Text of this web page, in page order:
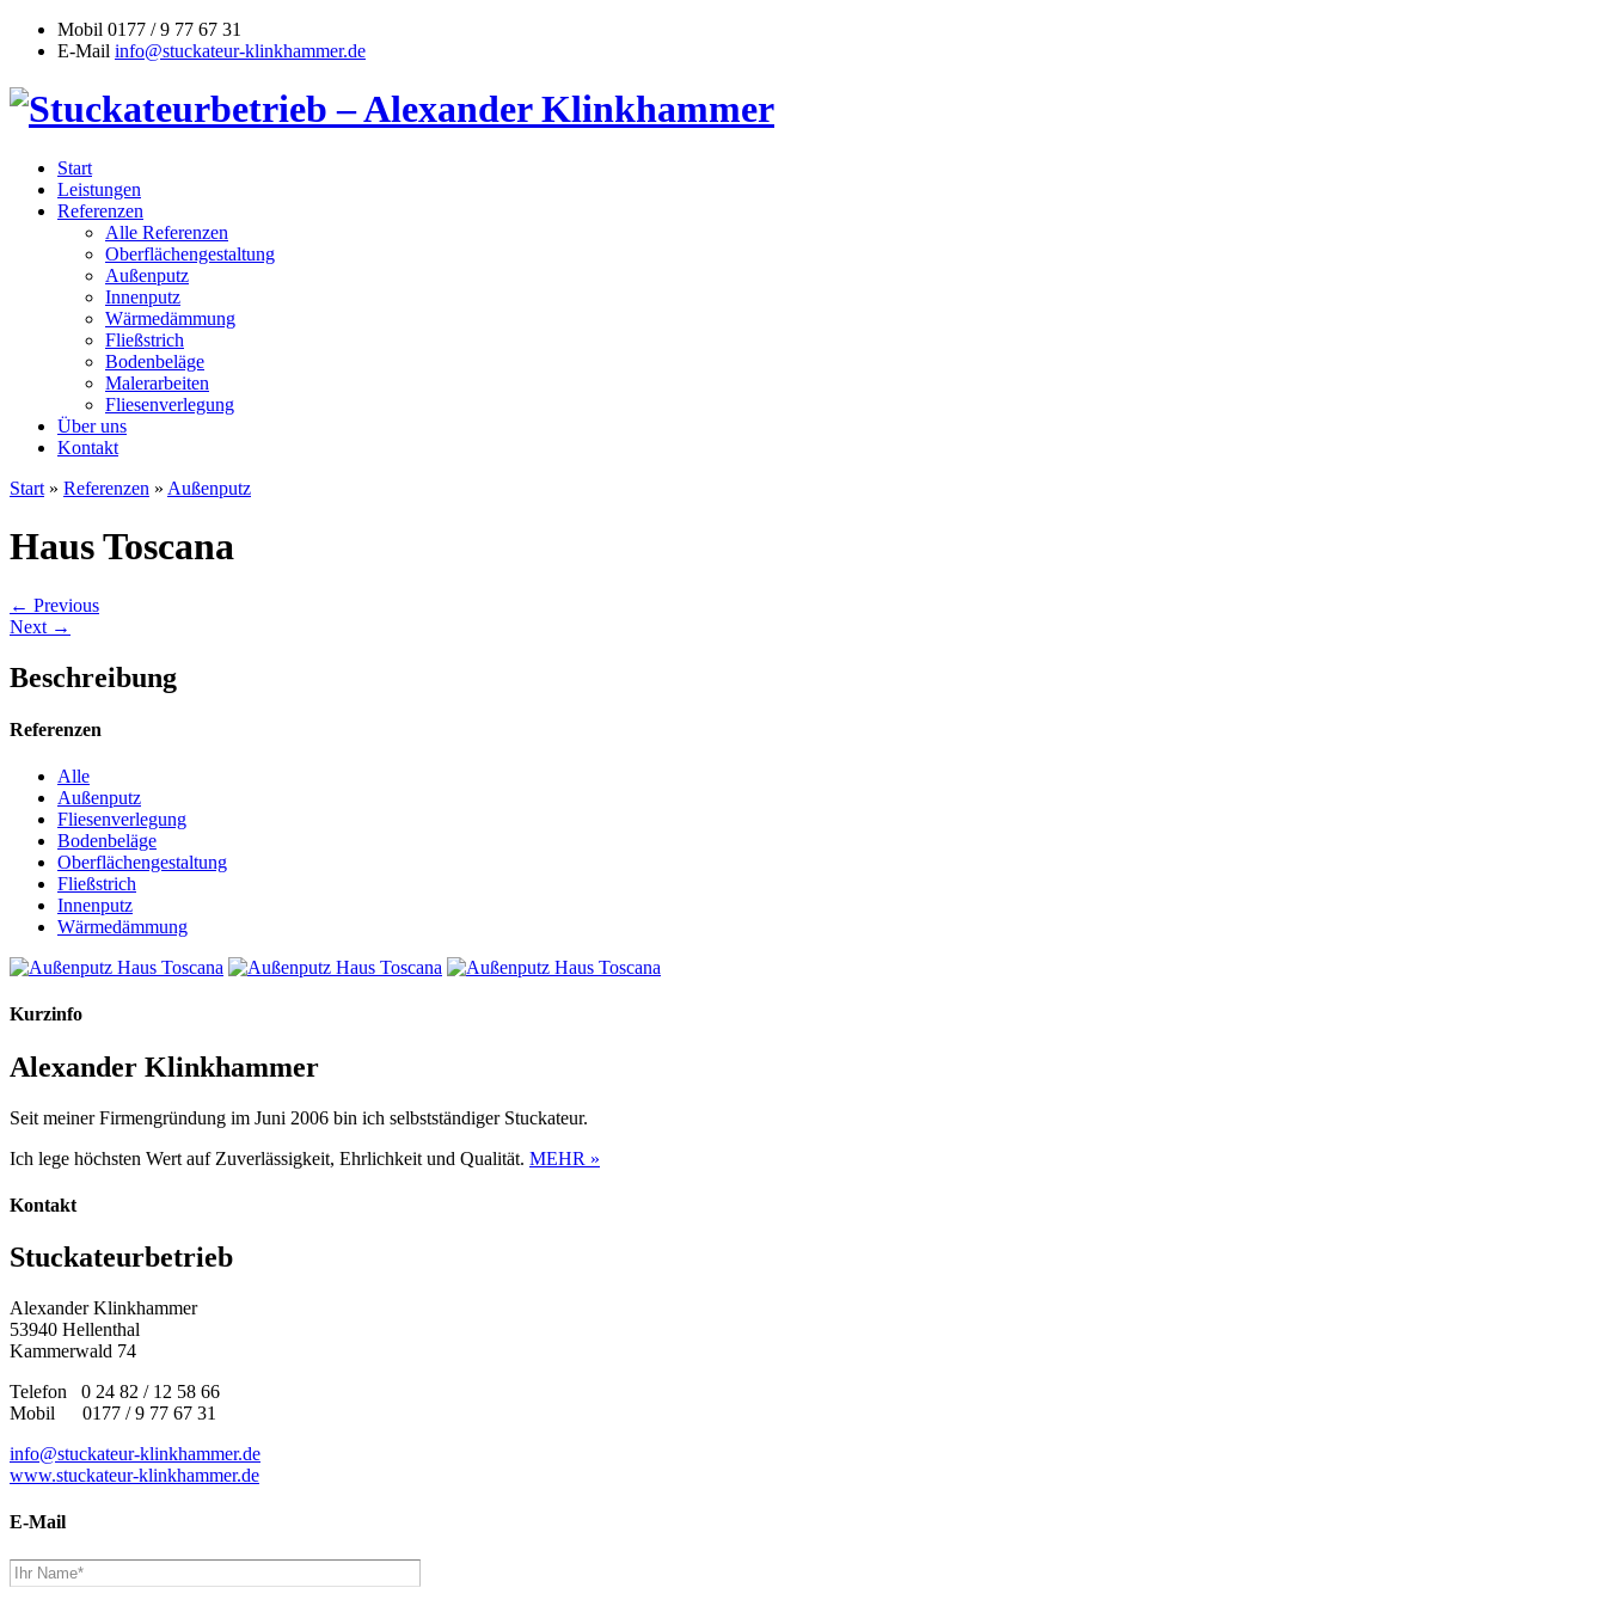
Mobil 0177 / 9 77 67 31
E-Mail info@stuckateur-klinkhammer.de
Start
Leistungen
Referenzen
Alle Referenzen
Oberflächengestaltung
Außenputz
Innenputz
Wärmedämmung
Fließstrich
Bodenbeläge
Malerarbeiten
Fliesenverlegung
Über uns
Kontakt
Start » Referenzen » Außenputz
Haus Toscana
← Previous
Next →
Beschreibung
Referenzen
Alle
Außenputz
Fliesenverlegung
Bodenbeläge
Oberflächengestaltung
Fließstrich
Innenputz
Wärmedämmung
Kurzinfo
Alexander Klinkhammer
Seit meiner Firmengründung im Juni 2006 bin ich selbstständiger Stuckateur.
Ich lege höchsten Wert auf Zuverlässigkeit, Ehrlichkeit und Qualität. MEHR »
Kontakt
Stuckateurbetrieb
Alexander Klinkhammer
53940 Hellenthal
Kammerwald 74
Telefon
0 24 82 / 12 58 66
Mobil
0177 / 9 77 67 31
info@stuckateur-klinkhammer.de
www.stuckateur-klinkhammer.de
E-Mail